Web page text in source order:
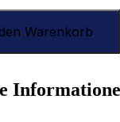
Warenkorb